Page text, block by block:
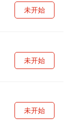
未开始
未开始
未开始